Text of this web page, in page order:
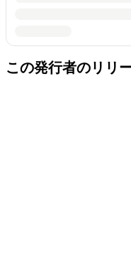
この発行者のリリ